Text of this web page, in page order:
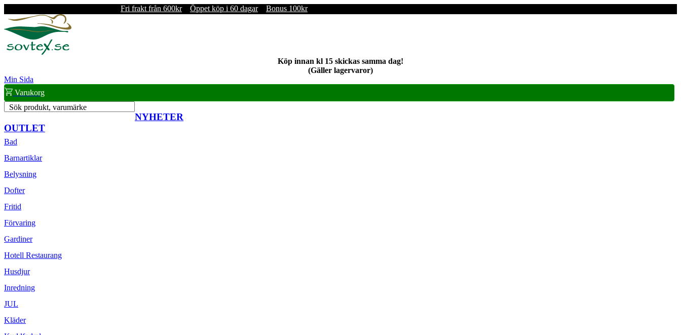
Fri frakt från 600kr Öppet köp i 60 dagar Bonus 100kr
Köp innan kl 15 skickas samma dag!
(Gäller lagervaror)
Min Sida
Varukorg
Sök produkt, varumärke
NYHETER
OUTLET
Bad
Barnartiklar
Belysning
Dofter
Fritid
Förvaring
Gardiner
Hotell Restaurang
Husdjur
Inredning
JUL
Kläder